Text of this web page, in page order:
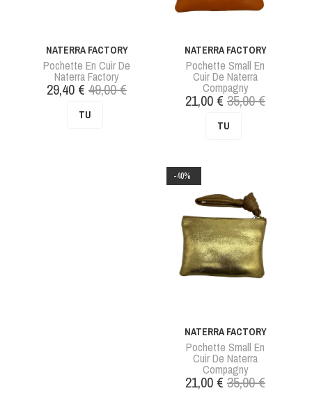
NATERRA FACTORY
Pochette En Cuir De
Naterra Factory
Prix
29,40 € Prix
base
49,00 €
TU
NATERRA FACTORY
Pochette Small En
Cuir De Naterra
Compagny
Prix
21,00 € Prix
base
35,00 €
TU
NATERRA FACTORY
Pochette Small En
Cuir De Naterra
Compagny
Prix
21,00 € Prix
35,00 €
-40%